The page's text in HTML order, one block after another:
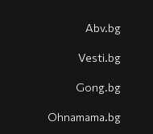
Abv.bg
Vesti.bg
Gong.bg
Оhnamama.bg